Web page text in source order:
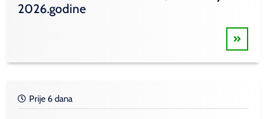
2026.godine
Prije 6 dana